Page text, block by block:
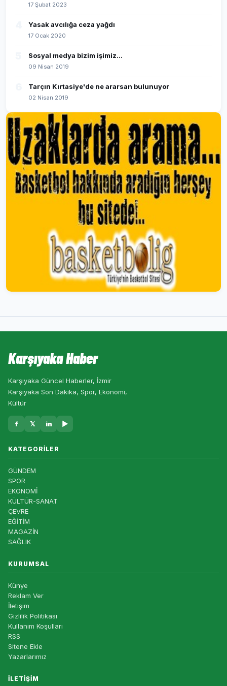
17 Şubat 2023
Yasak avcılığa ceza yağdı
17 Ocak 2020
Sosyal medya bizim işimiz...
09 Nisan 2019
Tarçın Kırtasiye'de ne ararsan bulunuyor
02 Nisan 2019
Karşıyaka Haber
Karşıyaka Güncel Haberler, İzmir
Karşıyaka Son Dakika, Spor, Ekonomi,
Kültür
f 𝕏 in ▶
KATEGORILER
GÜNDEM
SPOR
EKONOMİ
KÜLTÜR-SANAT
ÇEVRE
EĞİTİM
MAGAZİN
SAĞLIK
KURUMSAL
Künye
Reklam Ver
İletişim
Gizlilik Politikası
Kullanım Koşulları
RSS
Sitene Ekle
Yazarlarımız
İLETIŞIM